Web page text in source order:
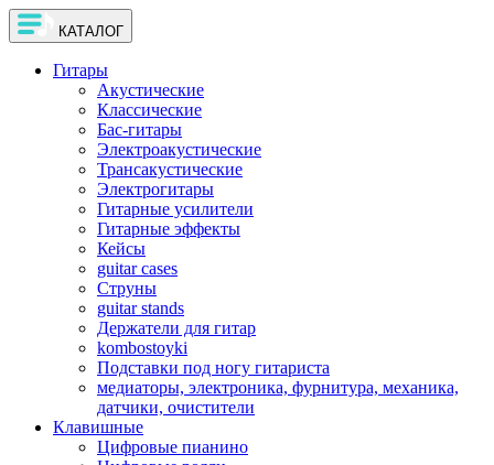
КАТАЛОГ
Гитары
Акустические
Классические
Бас-гитары
Электроакустические
Трансакустические
Электрогитары
Гитарные усилители
Гитарные эффекты
Кейсы
guitar cases
Струны
guitar stands
Держатели для гитар
kombostoyki
Подставки под ногу гитариста
медиаторы, электроника, фурнитура, механика,
датчики, очистители
Клавишные
Цифровые пианино